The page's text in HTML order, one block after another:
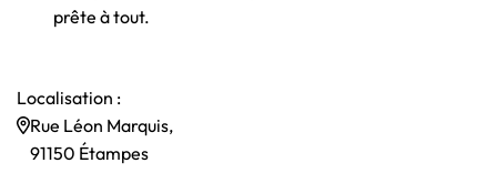
prête à tout.
Localisation :
Rue Léon Marquis,
91150 Étampes